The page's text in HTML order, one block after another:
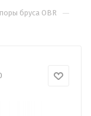
бруса OBR —